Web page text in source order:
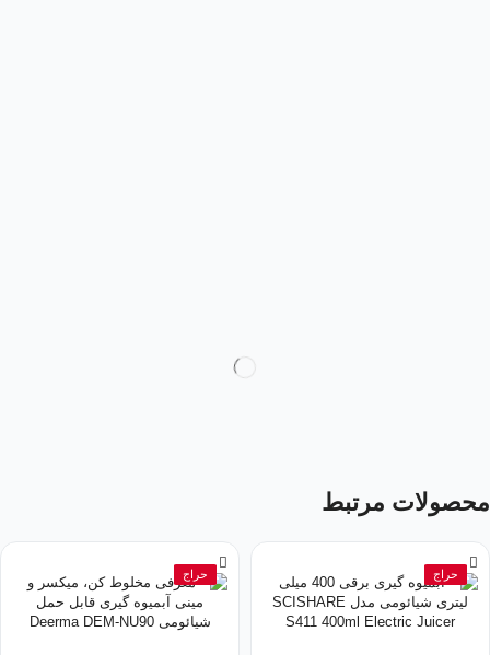
محصولات مرتبط
حراج حراج